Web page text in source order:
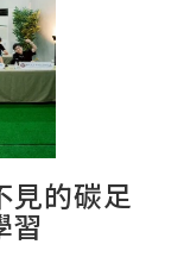
見的碳足
習